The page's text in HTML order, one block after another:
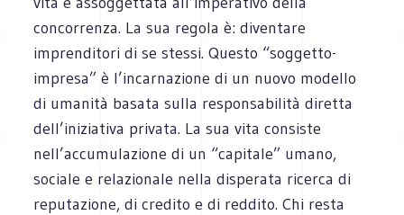
concorrenza. La sua regola è: diventare
imprenditori di se stessi. Questo “soggetto-
impresa” è l’incarnazione di un nuovo modello
di umanità basata sulla responsabilità diretta
dell’iniziativa privata. La sua vita consiste
nell’accumulazione di un “capitale” umano,
sociale e relazionale nella disperata ricerca di
reputazione, di credito e di reddito. Chi resta